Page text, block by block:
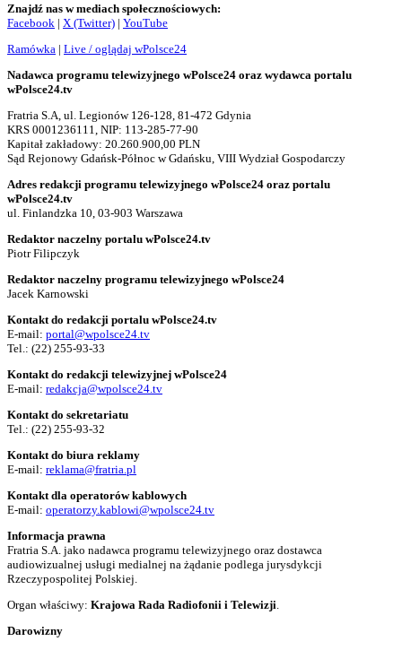
Znajdź nas w mediach społecznościowych:
Facebook | X (Twitter) | YouTube
Ramówka | Live / oglądaj wPolsce24
Nadawca programu telewizyjnego wPolsce24 oraz wydawca portalu
wPolsce24.tv
Fratria S.A, ul. Legionów 126-128, 81-472 Gdynia
KRS 0001236111, NIP: 113-285-77-90
Kapitał zakładowy: 20.260.900,00 PLN
Sąd Rejonowy Gdańsk-Północ w Gdańsku, VIII Wydział Gospodarczy
Adres redakcji programu telewizyjnego wPolsce24 oraz portalu
wPolsce24.tv
ul. Finlandzka 10, 03-903 Warszawa
Redaktor naczelny portalu wPolsce24.tv
Piotr Filipczyk
Redaktor naczelny programu telewizyjnego wPolsce24
Jacek Karnowski
Kontakt do redakcji portalu wPolsce24.tv
E-mail: portal@wpolsce24.tv
Tel.: (22) 255-93-33
Kontakt do redakcji telewizyjnej wPolsce24
E-mail: redakcja@wpolsce24.tv
Kontakt do sekretariatu
Tel.: (22) 255-93-32
Kontakt do biura reklamy
E-mail: reklama@fratria.pl
Kontakt dla operatorów kablowych
E-mail: operatorzy.kablowi@wpolsce24.tv
Informacja prawna
Fratria S.A. jako nadawca programu telewizyjnego oraz dostawca
audiowizualnej usługi medialnej na żądanie podlega jurysdykcji
Rzeczypospolitej Polskiej.
Organ właściwy: Krajowa Rada Radiofonii i Telewizji
Darowizny